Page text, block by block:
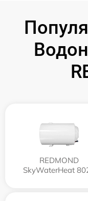
REDMOND
SkyWaterHeat